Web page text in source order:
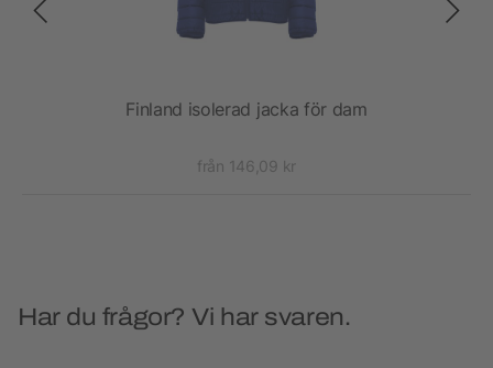
Finland isolerad jacka för dam
från 146,09 kr
Har du frågor? Vi har svaren.